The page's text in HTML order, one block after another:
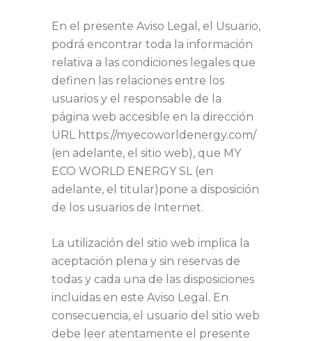
En el presente Aviso Legal, el Usuario,
podrá encontrar toda la información
relativa a las condiciones legales que
definen las relaciones entre los
usuarios y el responsable de la
página web accesible en la dirección
URL https://myecoworldenergy.com/
(en adelante, el sitio web), que MY
ECO WORLD ENERGY SL (en
adelante, el titular)pone a disposición
de los usuarios de Internet.
La utilización del sitio web implica la
aceptación plena y sin reservas de
todas y cada una de las disposiciones
incluidas en este Aviso Legal. En
consecuencia, el usuario del sitio web
debe leer atentamente el presente